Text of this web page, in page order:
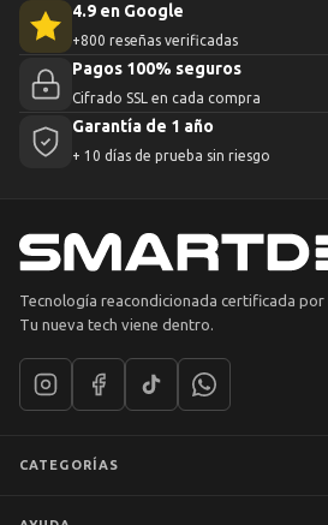
4.9 en Google
+800 reseñas verificadas
Pagos 100% seguros
Cifrado SSL en cada compra
Garantía de 1 año
+ 10 días de prueba sin riesgo
Tecnología reacondicionada certificada por
Tu nueva tech viene dentro.
CATEGORÍAS